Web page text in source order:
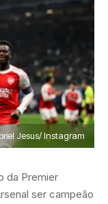
Jesus/ Instagram
da Premier
ser campeão